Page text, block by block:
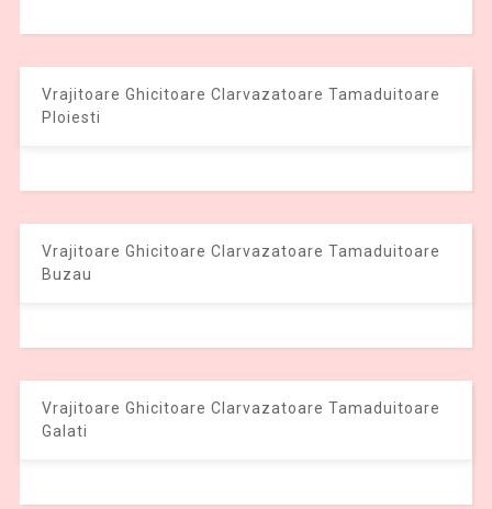
Vrajitoare Ghicitoare Clarvazatoare Tamaduitoare
Ploiesti
Vrajitoare Ghicitoare Clarvazatoare Tamaduitoare
Buzau
Vrajitoare Ghicitoare Clarvazatoare Tamaduitoare
Galati